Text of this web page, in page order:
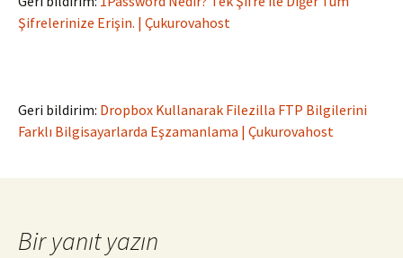
Şifrelerinize Erişin. | Çukurovahost
Geri bildirim: Dropbox Kullanarak Filezilla FTP Bilgilerini
Farklı Bilgisayarlarda Eşzamanlama | Çukurovahost
Bir yanıt yazın